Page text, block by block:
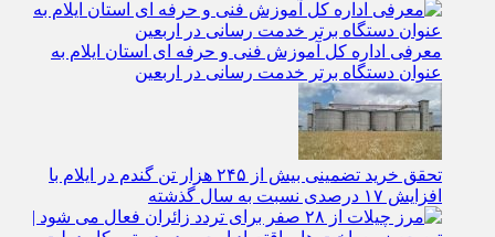
معرفی اداره کل آموزش فنی و حرفه‌ ای استان ایلام به‌
عنوان دستگاه برتر خدمت‌ رسانی در اربعین
تحقق خرید تضمینی بیش از ۲۴۵ هزار تن گندم در ایلام با
افزایش ۱۷ درصدی نسبت به سال گذشته